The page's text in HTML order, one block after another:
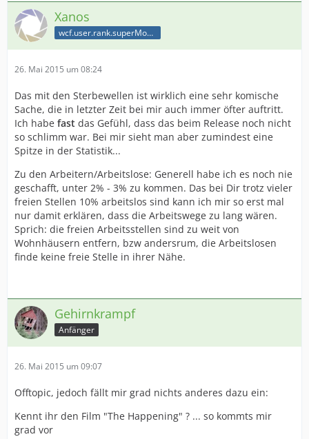
Xanos
wcf.user.rank.superModerator
26. Mai 2015 um 08:24
Das mit den Sterbewellen ist wirklich eine sehr komische
Sache, die in letzter Zeit bei mir auch immer öfter auftritt.
Ich habe fast das Gefühl, dass das beim Release noch nicht
so schlimm war. Bei mir sieht man aber zumindest eine
Spitze in der Statistik...
Zu den Arbeitern/Arbeitslose: Generell habe ich es noch nie
geschafft, unter 2% - 3% zu kommen. Das bei Dir trotz vieler
freien Stellen 10% arbeitslos sind kann ich mir so erst mal
nur damit erklären, dass die Arbeitswege zu lang wären.
Sprich: die freien Arbeitsstellen sind zu weit von
Wohnhäusern entfern, bzw andersrum, die Arbeitslosen
finde keine freie Stelle in ihrer Nähe.
Gehirnkrampf
Anfänger
26. Mai 2015 um 09:07
Offtopic, jedoch fällt mir grad nichts anderes dazu ein:
Kennt ihr den Film "The Happening" ? ... so kommts mir
grad vor